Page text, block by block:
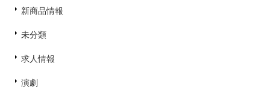
新商品情報
未分類
求人情報
演劇